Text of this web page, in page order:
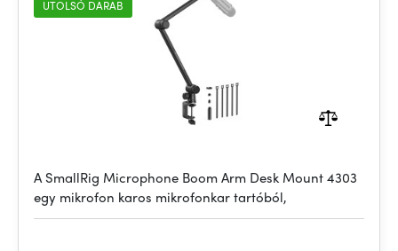
UTOLSÓ DARAB
A SmallRig Microphone Boom Arm Desk Mount 4303
egy mikrofon karos mikrofonkar tartóból,